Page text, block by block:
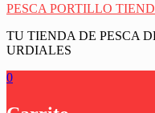
PESCA PORTILLO
TU TIENDA DE PESCA
URDIALES
0